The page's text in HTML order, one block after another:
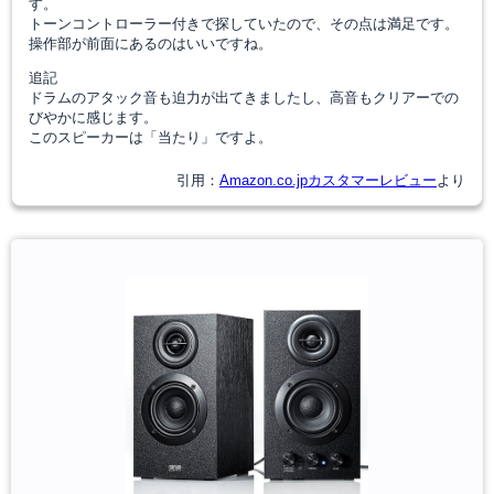
す。
トーンコントローラー付きで探していたので、その点は満足です。
操作部が前面にあるのはいいですね。
追記
ドラムのアタック音も迫力が出てきましたし、高音もクリアーでの
びやかに感じます。
このスピーカーは「当たり」ですよ。
引用： Amazon.co.jpカスタマーレビュー より